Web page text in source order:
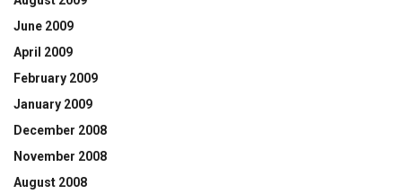
June 2009
April 2009
February 2009
January 2009
December 2008
November 2008
August 2008